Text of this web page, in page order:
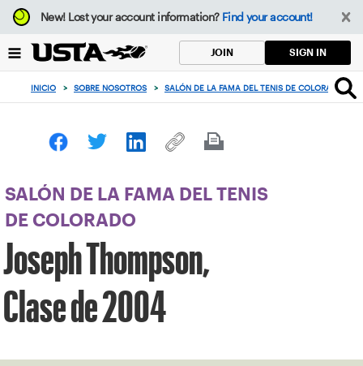
Enfoque
desde
botón
volver
principio
New!Lost your account information? Find your account!
JOIN SIGN IN
INICIO > SOBRE NOSOTROS > SALÓN DE LA FAMA DEL TENIS DE COLORADO >
SALÓN DE LA FAMA DEL TENIS
DE COLORADO
Joseph Thompson,
Clase de 2004